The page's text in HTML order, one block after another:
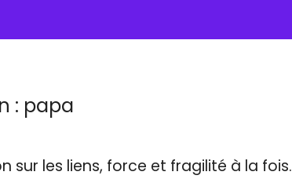
: papa
sur les liens, force et fragilité à la fois.